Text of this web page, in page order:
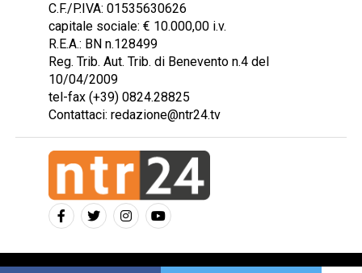
C.F./P.IVA: 01535630626
capitale sociale: € 10.000,00 i.v.
R.E.A.: BN n.128499
Reg. Trib. Aut. Trib. di Benevento n.4 del
10/04/2009
tel-fax (+39) 0824.28825
Contattaci: redazione@ntr24.tv